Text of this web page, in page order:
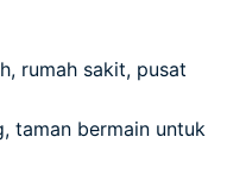
rumah sakit, pusat
taman bermain untuk